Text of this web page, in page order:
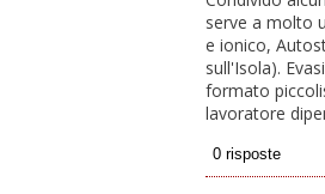
serve a molto
e ionico,
sull'Isola).
formato
lavoratore